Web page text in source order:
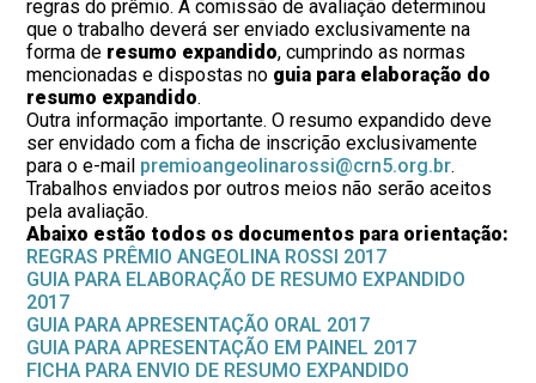
regras do prêmio. A comissão de avaliação determinou
que o trabalho deverá ser enviado exclusivamente na
forma de resumo expandido, cumprindo as normas
mencionadas e dispostas no guia para elaboração do
resumo expandido.
Outra informação importante. O resumo expandido deve
ser envidado com a ficha de inscrição exclusivamente
para o e-mail premioangeolinarossi@crn5.org.br.
Trabalhos enviados por outros meios não serão aceitos
pela avaliação.
Abaixo estão todos os documentos para orientação:
REGRAS PRÊMIO ANGEOLINA ROSSI 2017
GUIA PARA ELABORAÇÃO DE RESUMO EXPANDIDO
2017
GUIA PARA APRESENTAÇÃO ORAL 2017
GUIA PARA APRESENTAÇÃO EM PAINEL 2017
FICHA PARA ENVIO DE RESUMO EXPANDIDO